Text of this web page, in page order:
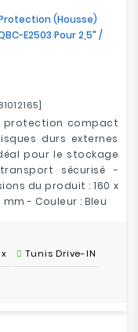
(Housse)
E2503 Pour 2,5" /
protection compact
durs externes
pour le stockage
sécurisé -
du produit : 160 x
mm - Couleur : Bleu
Tunis Drive-IN